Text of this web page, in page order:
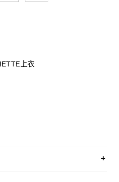
上衣